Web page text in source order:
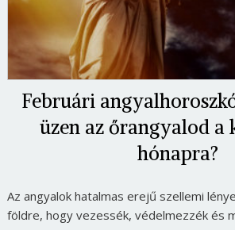
Februári
üzen az őrangyalod a
hónapra?
Az angyalok hatalmas erejű szellemi
földre, hogy vezessék, védelmezzék és